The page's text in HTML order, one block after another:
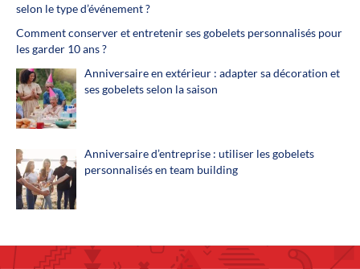
selon le type d’événement ?
Comment conserver et entretenir ses gobelets personnalisés pour
les garder 10 ans ?
Anniversaire en extérieur : adapter sa décoration et
ses gobelets selon la saison
Anniversaire d’entreprise : utiliser les gobelets
personnalisés en team building